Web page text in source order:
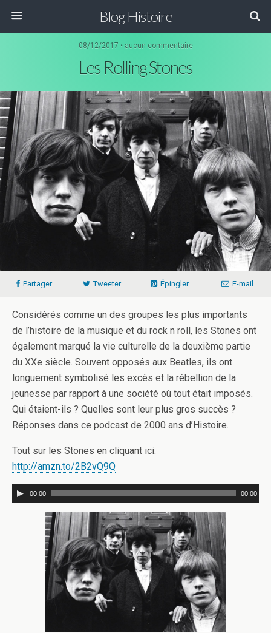
Blog Histoire
08/12/2017 • aucun commentaire
Les Rolling Stones
Partager Tweeter Épingler E-mail
Considérés comme un des groupes les plus importants
de l’histoire de la musique et du rock n roll, les Stones ont
également marqué la vie culturelle de la deuxième partie
du XXe siècle. Souvent opposés aux Beatles, ils ont
longuement symbolisé les excès et la rébellion de la
jeunesse par rapport à une société où tout était imposés.
Qui étaient-ils ? Quelles sont leur plus gros succès ?
Réponses dans ce podcast de 2000 ans d’Histoire.
Tout sur les Stones en cliquant ici:
http://amzn.to/2B2vQ9Q
00:00 00:00